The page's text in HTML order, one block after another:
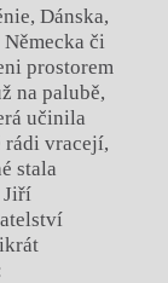
Dánska,
či
prostorem
na palubě,
učinila
rádi vracejí,
stala
Jiří